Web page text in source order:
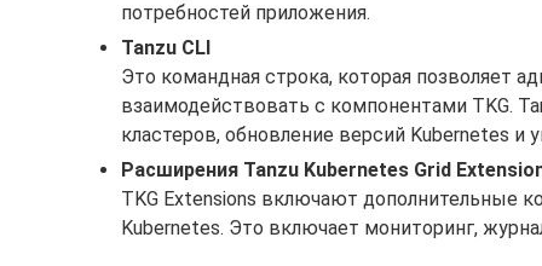
потребностей приложения.
Tanzu CLI
Это командная строка, которая позволяет
взаимодействовать с компонентами TKG.
кластеров, обновление версий Kubernetes и
Расширения Tanzu Kubernetes Grid
TKG Extensions включают дополнительные
Kubernetes. Это включает мониторинг,